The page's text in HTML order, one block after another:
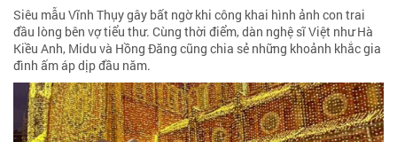
Siêu mẫu Vĩnh Thụy gây bất ngờ khi công khai hình ảnh con trai
đầu lòng bên vợ tiểu thư. Cùng thời điểm, dàn nghệ sĩ Việt như Hà
Kiều Anh, Midu và Hồng Đăng cũng chia sẻ những khoảnh khắc gia
đình ấm áp dịp đầu năm.